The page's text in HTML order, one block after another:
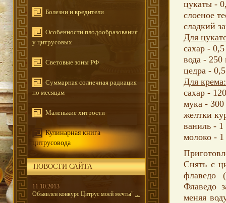
Болезни и вредители
Особенности плодообразования
у цитрусовых
Световые зоны РФ
Суммарная солнечная радиация
по месяцам
Маленькие хитрости
Кулинарная книга
цитрусовода
НОВОСТИ САЙТА
11.10.2013
Объявлен конкурс Цитрус моей мечты" ...
цукаты -
слоеное
сладкий
Для
сахар - 0,5
вода - 250
цедра -
Для крема:
сахар -
мука - 300
желтки
ваниль - 1
молоко - 1
Снять с
флаведо
Флаведо
меняя